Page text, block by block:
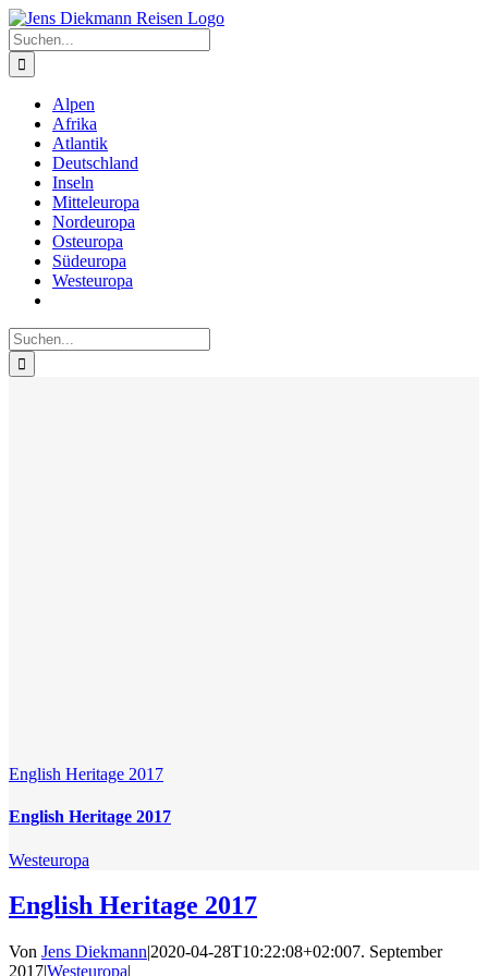
Zum
Inhalt
springen
Suche
nach:
Alpen
Afrika
Atlantik
Deutschland
Inseln
Mitteleuropa
Nordeuropa
Osteuropa
Südeuropa
Westeuropa
Suche
nach:
English Heritage 2017
English Heritage 2017
Westeuropa
English Heritage 2017
Von Jens Diekmann|2020-04-28T10:22:08+02:007. September
2017|Westeuropa|